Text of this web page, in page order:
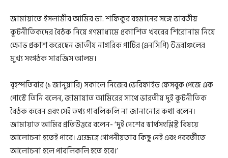
জামায়াতে ইসলামীর আমির ডা. শফিকুর রহমানের সঙ্গে ভারতীয়
কূটনীতিকদের বৈঠক নিয়ে গণমাধ্যমে প্রকাশিত খবরের শিরোনাম নিয়ে
ক্ষোভ প্রকাশ করেছেন জাতীয় নাগরিক পার্টির (এনসিপি) উত্তরাঞ্চলের
মুখ্য সংগঠক সারজিস আলম।
বৃহস্পতিবার (১ জানুয়ারি) সকালে নিজের ভেরিফাইড ফেসবুক পেজে এক
পোস্টে তিনি বলেন, জামায়াত আমিরের সাথে ভারতীয় দুই কূটনীতিক
বৈঠক করেন এবং সেই তথ্য পাবলিকলি না জানানোর কথা বলেন।
জামায়াত আমির প্রতিউত্তরে বলেন- ‘দুই দেশের স্বার্থসংশ্লিষ্ট বিষয়ে
আলোচনা হতেই পারে। এক্ষেত্রে গোপনীয়তার কিছু নেই এবং পরবর্তীতে
আলোচনা হলে পাবলিকলি হতে হবে।’